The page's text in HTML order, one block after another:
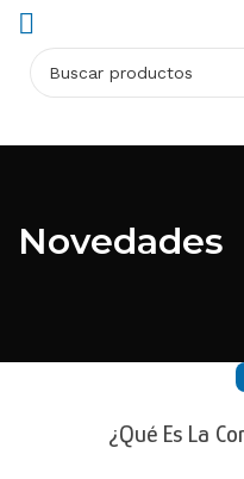
Novedades
¿Qué Es La